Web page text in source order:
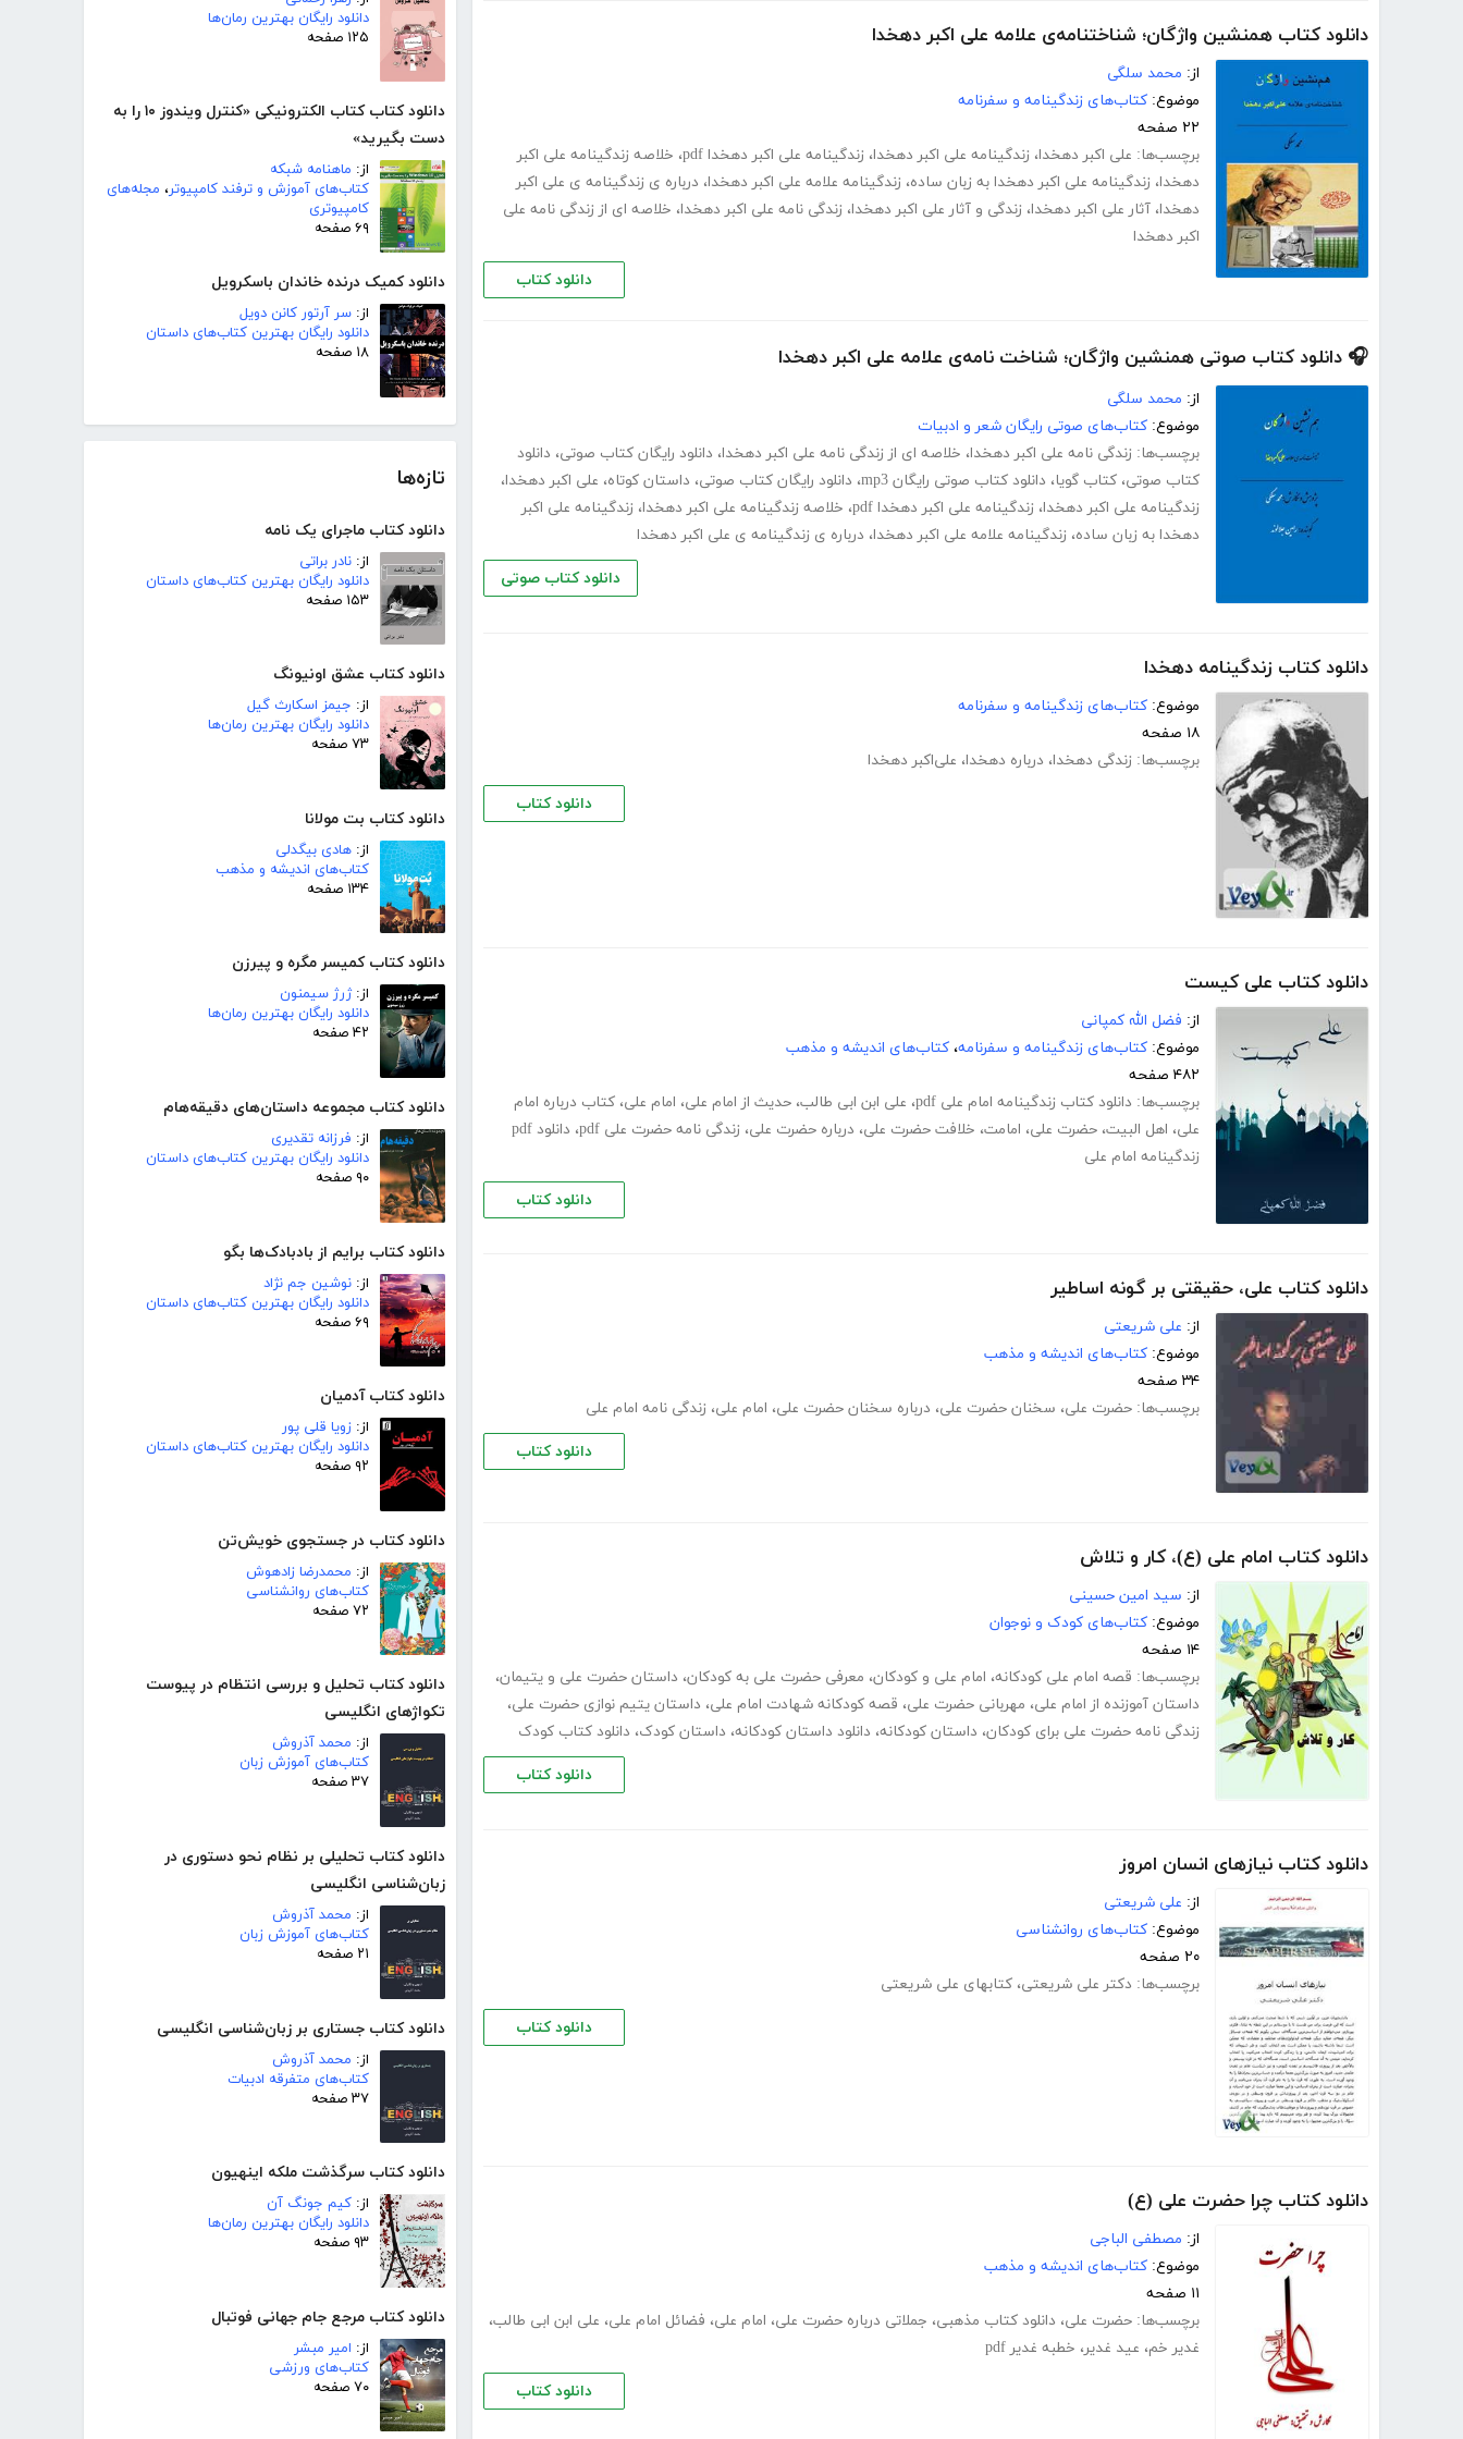
دانلود رایگان بهترین رمان‌ها
۱۲۵ صفحه
دانلود کتاب کتاب الکترونیکی «کنترل ویندوز ۱۰ را به
دست بگیرید»
از: ماهنامه شبکه
کتاب‌های آموزش و ترفند کامپیوتر، مجله‌های
کامپیوتری
۶۹ صفحه
دانلود کمیک درنده خاندان باسکرویل
از: سر آرتور کانن دویل
دانلود رایگان بهترین کتاب‌های داستان
۱۸ صفحه
تازه‌ها
دانلود کتاب ماجرای یک نامه
از: نادر براتی
دانلود رایگان بهترین کتاب‌های داستان
۱۵۳ صفحه
دانلود کتاب عشق اونیونگ
از: جیمز اسکارث گیل
دانلود رایگان بهترین رمان‌ها
۷۳ صفحه
دانلود کتاب بت مولانا
از: هادی بیگدلی
کتاب‌های اندیشه و مذهب
۱۳۴ صفحه
دانلود کتاب کمیسر مگره و پیرزن
از:ژرژ سیمنون
دانلود رایگان بهترین رمان‌ها
۴۲ صفحه
دانلود کتاب مجموعه داستان‌های دقیقه‌هام
از: فرزانه تقدیری
دانلود رایگان بهترین کتاب‌های داستان
۹۰ صفحه
دانلود کتاب برایم از بادبادک‌ها بگو
از: نوشین جم نژاد
دانلود رایگان بهترین کتاب‌های داستان
۶۹ صفحه
دانلود کتاب آدمیان
از: زویا قلی پور
دانلود رایگان بهترین کتاب‌های داستان
۹۲ صفحه
دانلود کتاب در جستجوی خویش‌تن
از: محمدرضا زادهوش
کتاب‌های روانشناسی
۷۲ صفحه
دانلود کتاب تحلیل و بررسی انتظام در پیوست
تکواژهای انگلیسی
از: محمد آذروش
کتاب‌های آموزش زبان
۳۷ صفحه
دانلود کتاب تحلیلی بر نظام نحو دستوری در
زبان‌شناسی انگلیسی
از: محمد آذروش
کتاب‌های آموزش زبان
۲۱ صفحه
دانلود کتاب جستاری بر زبان‌شناسی انگلیسی
از: محمد آذروش
کتاب‌های متفرقه ادبیات
۳۷ صفحه
دانلود کتاب سرگذشت ملکه اینهیون
از: کیم جونگ آن
دانلود رایگان بهترین رمان‌ها
۹۳ صفحه
دانلود کتاب مرجع جام جهانی فوتبال
از: امیر مبشر
کتاب‌های ورزشی
۷۰ صفحه
دانلود کتاب همنشین واژگان؛ شناختنامه‌ی علامه علی اکبر دهخدا
از: محمد سلگی
موضوع: کتاب‌های زندگینامه و سفرنامه
۲۲ صفحه
برچسب‌ها: علی اکبر دهخدا، زندگینامه علی اکبر دهخدا، زندگینامه علی اکبر دهخدا pdf ، خلاصه زندگینامه علی اکبر
دهخدا، زندگینامه علی اکبر دهخدا به زبان ساده، زندگینامه علامه علی اکبر دهخدا، درباره ی زندگینامه ی علی اکبر
دهخدا، آثار علی اکبر دهخدا، زندگی و آثار علی اکبر دهخدا، زندگی نامه علی اکبر دهخدا، خلاصه ای از زندگی نامه علی
اکبر دهخدا
دانلود کتاب
🎧 دانلود کتاب صوتی همنشین واژگان؛ شناخت نامه‌ی علامه علی اکبر دهخدا
از: محمد سلگی
موضوع: کتاب‌های صوتی رایگان شعر و ادبیات
برچسب‌ها: زندگی نامه علی اکبر دهخدا، خلاصه ای از زندگی نامه علی اکبر دهخدا، دانلود رایگان کتاب صوتی، دانلود
کتاب صوتی، کتاب گویا، دانلود کتاب صوتی رایگان mp3 ، دانلود رایگان کتاب صوتی، داستان کوتاه، علی اکبر دهخدا،
زندگینامه علی اکبر دهخدا، زندگینامه علی اکبر دهخدا pdf ، خلاصه زندگینامه علی اکبر دهخدا، زندگینامه علی اکبر
دهخدا به زبان ساده، زندگینامه علامه علی اکبر دهخدا، درباره ی زندگینامه ی علی اکبر دهخدا
دانلود کتاب صوتی
دانلود کتاب زندگینامه دهخدا
موضوع: کتاب‌های زندگینامه و سفرنامه
۱۸ صفحه
برچسب‌ها: زندگی دهخدا، درباره دهخدا، علی‌اکبر دهخدا
دانلود کتاب
دانلود کتاب علی کیست
از: فضل الله کمپانی
موضوع: کتاب‌های زندگینامه و سفرنامه، کتاب‌های اندیشه و مذهب
۴۸۲ صفحه
برچسب‌ها: دانلود کتاب زندگینامه امام علی pdf ، علی ابن ابی طالب، حدیث از امام علی، امام علی، کتاب درباره امام
علی، اهل البیت، حضرت علی، امامت، خلافت حضرت علی، درباره حضرت علی، زندگی نامه حضرت علی pdf ،
دانلود pdf
زندگینامه امام علی
دانلود کتاب
دانلود کتاب علی، حقیقتی بر گونه اساطیر
از: علی شریعتی
موضوع: کتاب‌های اندیشه و مذهب
۳۴ صفحه
برچسب‌ها: حضرت علی، سخنان حضرت علی، درباره سخنان حضرت علی، امام علی، زندگی نامه امام علی
دانلود کتاب
دانلود کتاب امام علی (ع)، کار و تلاش
از: سید امین حسینی
موضوع: کتاب‌های کودک و نوجوان
۱۴ صفحه
برچسب‌ها: قصه امام علی کودکانه، امام علی و کودکان، معرفی حضرت علی به کودکان، داستان حضرت علی و یتیمان،
داستان آموزنده از امام علی، مهربانی حضرت علی، قصه کودکانه شهادت امام علی، داستان یتیم نوازی حضرت علی،
زندگی نامه حضرت علی برای کودکان، داستان کودکانه، دانلود داستان کودکانه، داستان کودک، دانلود کتاب کودک
دانلود کتاب
دانلود کتاب نیازهای انسان امروز
از: علی شریعتی
موضوع: کتاب‌های روانشناسی
۲۰ صفحه
برچسب‌ها: دکتر علی شریعتی، کتابهای علی شریعتی
دانلود کتاب
دانلود کتاب چرا حضرت علی (ع)
از: مصطفی الباجی
موضوع: کتاب‌های اندیشه و مذهب
۱۱ صفحه
برچسب‌ها: حضرت علی، دانلود کتاب مذهبی، جملاتی درباره حضرت علی، امام علی، فضائل امام علی، علی ابن ابی طالب،
غدیر خم، عید غدیر، خطبه غدیر pdf
دانلود کتاب